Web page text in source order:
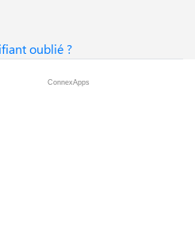
oublié ?
ConnexApps